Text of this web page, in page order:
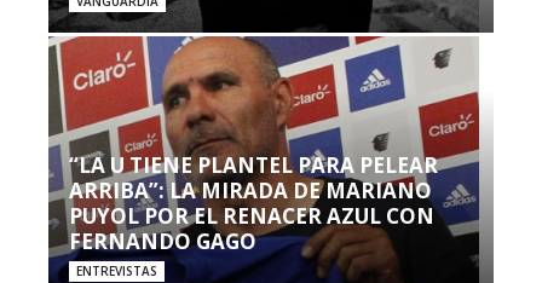
“LA U TIENE PLANTEL PARA PELEAR
ARRIBA”: LA MIRADA DE MARIANO
PUYOL POR EL RENACER AZUL CON
FERNANDO GAGO
ENTREVISTAS